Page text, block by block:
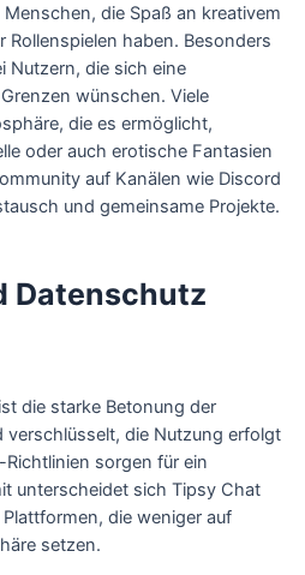
die Spaß an kreativem
Rollenspielen haben. Besonders
Nutzern, die sich eine
wünschen. Viele
die es ermöglicht,
oder auch erotische Fantasien
auf Kanälen wie Discord
und gemeinsame Projekte.
Datenschutz
die starke Betonung der
verschlüsselt, die Nutzung erfolgt
sorgen für ein
unterscheidet sich Tipsy Chat
die weniger auf
setzen.